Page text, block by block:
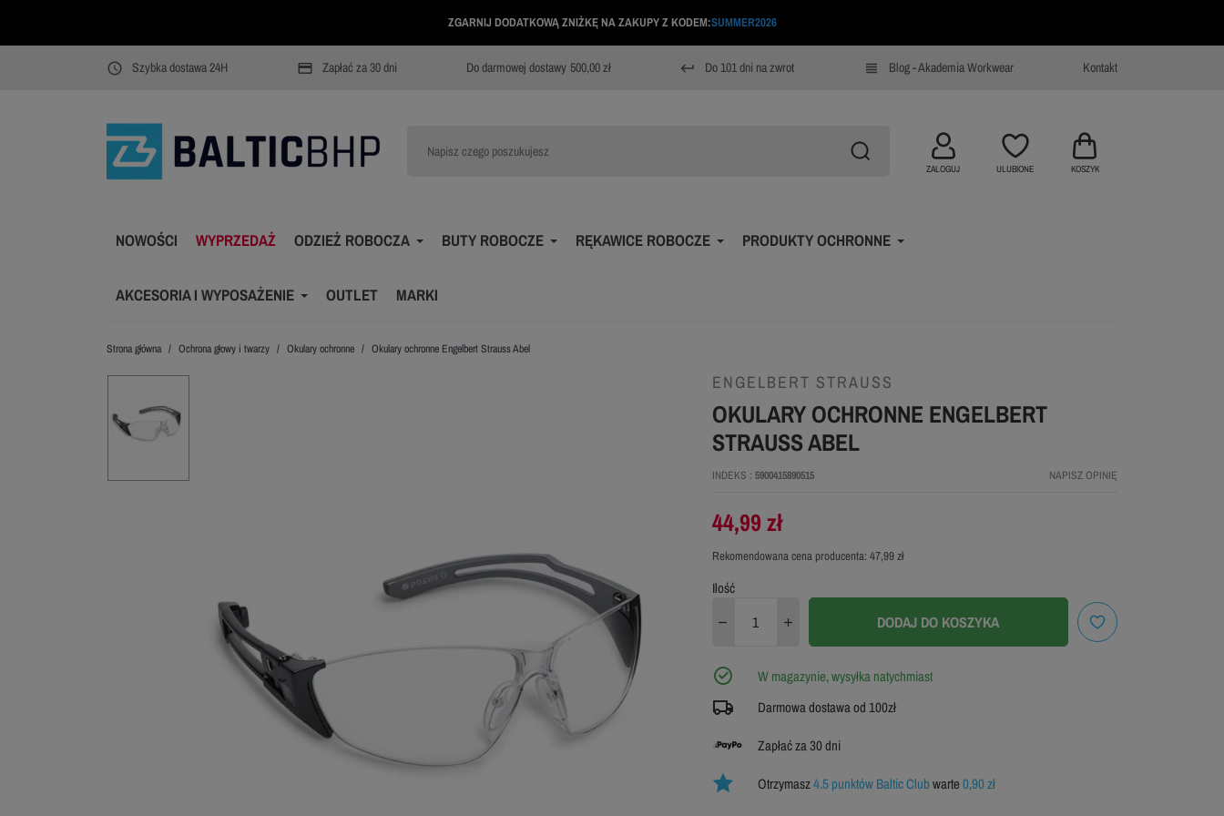
ZGARNIJ DODATKOWĄ ZNIŻKĘ NA ZAKUPY Z KODEM:SUMMER2026
access_time Szybka dostawa 24H payment Zapłać za 30 dni Do darmowej dostawy 500,00 zł keyboard_return Do 101 dni na zwrot view_headline Blog - Akademia Workwear Kontakt
ZALOGUJ ULUBIONE KOSZYK
NOWOŚCI WYPRZEDAŻ ODZIEŻ ROBOCZA BUTY ROBOCZE RĘKAWICE ROBOCZE PRODUKTY OCHRONNE
AKCESORIA I WYPOSAŻENIE OUTLET MARKI
Strona główna Ochrona głowy i twarzy Okulary ochronne Okulary ochronne Engelbert Strauss Abel
ENGELBERT STRAUSS
OKULARY OCHRONNE ENGELBERT
STRAUSS ABEL
INDEKS 5900415890515 NAPISZ OPINIĘ
Rekomendowana cena producenta: 47,99 zł
44,99 zł
Ilość
DODAJ DO KOSZYKA
W magazynie, wysyłka natychmiast
Darmowa dostawa od 100zł
Zapłać za 30 dni
Otrzymasz4.5 punktów Baltic Clubwarte0,90 zł